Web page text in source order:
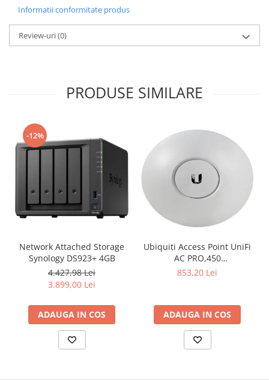
Componente Server
Servere
Imprimante
TV, Multimedia & Electronice
Televizoare & accesorii
Multiboard & Accessorii
Multimedia
Foto & Video
Cloud si Aplicatii SaaS
Sisteme Videoconferinta
Securitate Date
Informatii conformitate produs
Review-uri(0)
PRODUSE SIMILARE
-12%
Network Attached Storage
Synology DS923+ 4GB
4.427,98 Lei
3.899,00 Lei
ADAUGA IN COS
Ubiquiti Access Point UniFi
AC PRO,450
Mbps(2.4GHz),1300
included,
802.3af/at,2x10/100/1000
RJ45 Port, Integrated 3 dBi
3x3 MIMO (2.4GHz and
5GHz),250+ Co
853,20 Lei
ADAUGA IN COS